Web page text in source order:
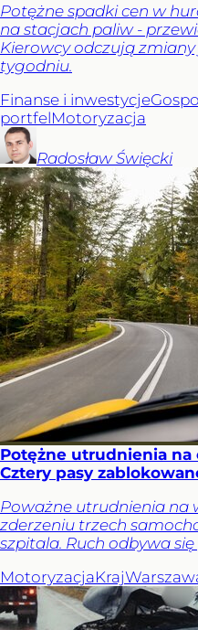
Potężne spadki cen w
na stacjach paliw -
Kierowcy odczują
tygodniu.
Finanse i inwestycje
portfelMotoryzacja
Radosław Święcki
Potężne utrudnienia na
Cztery pasy
Poważne utrudnienia na
zderzeniu trzech
szpitala. Ruch odbywa
MotoryzacjaKraj